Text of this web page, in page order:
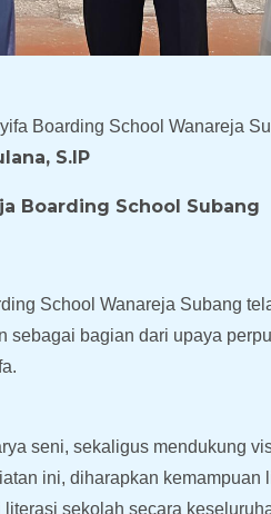
Boarding School Wanareja
S.IP
Boarding School Subang
School Wanareja Subang
bagian dari upaya
seni, sekaligus mendukung
ini, diharapkan kemampuan
sekolah secara